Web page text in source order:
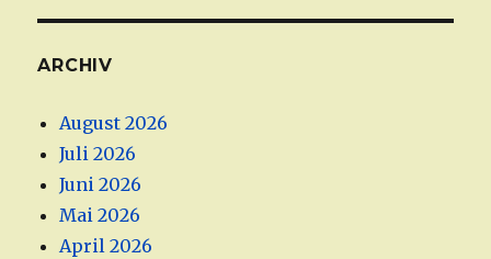
ARCHIV
August 2026
Juli 2026
Juni 2026
Mai 2026
April 2026